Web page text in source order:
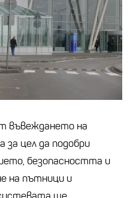
въвеждането на
за цел да подобри
безопасността и
на пътници и